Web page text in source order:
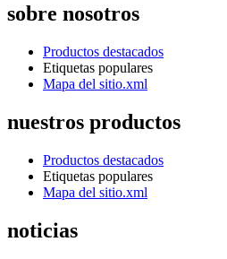
sobre nosotros
Productos destacados
Etiquetas populares
Mapa del sitio.xml
nuestros productos
Productos destacados
Etiquetas populares
Mapa del sitio.xml
noticias